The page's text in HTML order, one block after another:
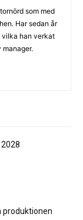
som med
Har sedan år
vilka han verkat
produktionen